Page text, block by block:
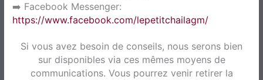
➡️ Facebook Messenger:
https://www.facebook.com/lepetitchailagm/
Si vous avez besoin de conseils, nous serons bien
sur disponibles via ces mêmes moyens de
communications. Vous pourrez venir retirer la